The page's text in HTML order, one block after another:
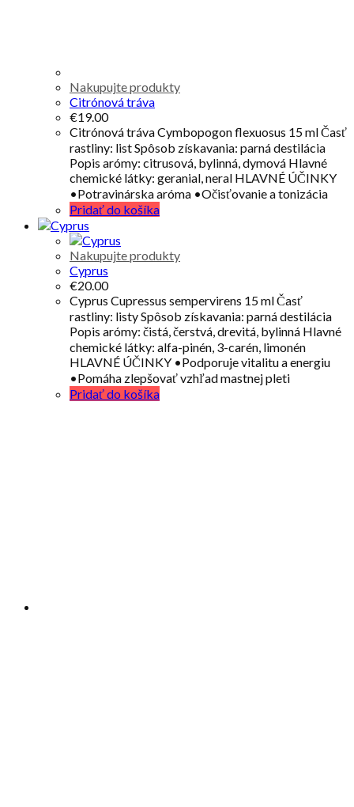
Nakupujte produkty
Citrónová tráva
€19.00
Citrónová tráva Cymbopogon flexuosus 15 ml Časť
rastliny: list Spôsob získavania: parná destilácia
Popis arómy: citrusová, bylinná, dymová Hlavné
chemické látky: geranial, neral HLAVNÉ ÚČINKY
•Potravinárska aróma •Očisťovanie a tonizácia
Pridať do košíka
Nakupujte produkty
Cyprus
€20.00
Cyprus Cupressus sempervirens 15 ml Časť
rastliny: listy Spôsob získavania: parná destilácia
Popis arómy: čistá, čerstvá, drevitá, bylinná Hlavné
chemické látky: alfa-pinén, 3-carén, limonén
HLAVNÉ ÚČINKY •Podporuje vitalitu a energiu
•Pomáha zlepšovať vzhľad mastnej pleti
Pridať do košíka